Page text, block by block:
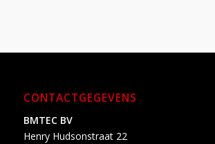
CONTACTGEGEVENS
BMTEC BV
Henry Hudsonstraat 22